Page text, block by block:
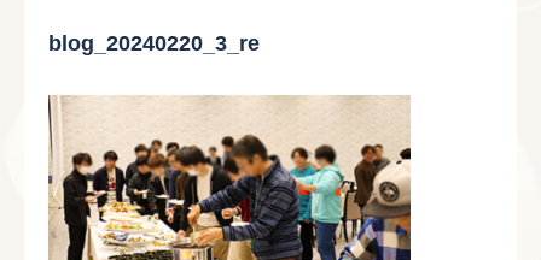
blog_20240220_3_re